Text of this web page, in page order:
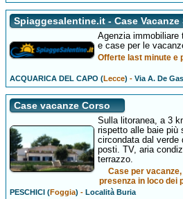
Spiaggesalentine.it - Case Vacanze
Agenzia
e case per le
Offerte last minute e
ACQUARICA DEL CAPO (Lecce) -Via A. De
Case vacanze Corso
Sulla litoranea, a 3
rispetto alle baie più
circondata dal
posti. TV, aria
terrazzo.
Case per
presenza in loco dei
PESCHICI (Foggia) -Località Buria